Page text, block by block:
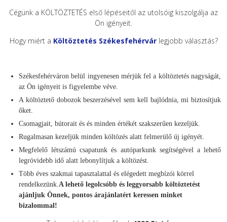
Cégünk a KÖLTÖZTETÉS első lépéseitől az utolsóig kiszolgálja az
Ön igényeit.
Hogy miért a Költöztetés Székesfehérvárlegjobb választás?
Székesfehérváron belül ingyenesen mérjük fel a költöztetés nagyságát,
az Ön igényeit is figyelembe véve.
A költöztető dobozok beszerzésével sem kell bajlódnia, mi biztosítjuk
őket.
Csomagjait, bútorait és és minden értékét szakszerűen kezeljük.
Rugalmasan kezeljük minden költözés alatt felmerülő új igényét.
Megfelelő létszámú csapatunk és autóparkunk segítségével a lehető
legrövidebb idő alatt lebonylítjuk a költözést.
Több éves szakmai tapasztalattal és elégedett megbízói körrel
rendelkezünk. A lehető legolcsóbb és leggyorsabb költöztetést
ajánljuk Önnek, pontos árajánlatért keressen minket
bizalommal!